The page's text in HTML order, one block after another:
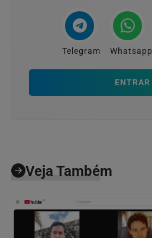
Telegram Whatsapp
ENTRAR
Veja Também